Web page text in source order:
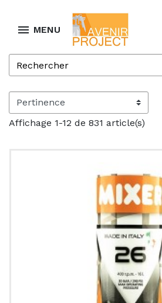
 MENU
Affichage 1-12 de 831 article(s)